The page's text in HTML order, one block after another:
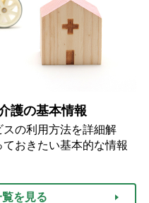
護の基本情報
の利用方法を詳細解
おきたい基本的な情報
を見る